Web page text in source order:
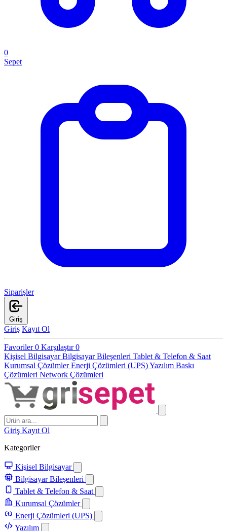
0
Sepet
Siparişler
Giriş
Giriş Kayıt Ol
Favoriler0 Karşılaştır0
Kişisel BilgisayarBilgisayar Bileşenleri Tablet & Telefon & Saat
Kurumsal ÇözümlerEnerji Çözümleri (UPS)Yazılım Baskı
Çözümleri Network Çözümleri
Giriş Kayıt Ol
Kategoriler
Kişisel Bilgisayar
Bilgisayar Bileşenleri
Tablet & Telefon & Saat
Kurumsal Çözümler
Enerji Çözümleri (UPS)
Yazılım